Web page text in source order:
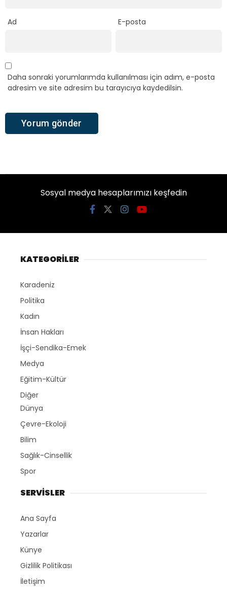
Ad E-posta
Daha sonraki yorumlarımda kullanılması için adım, e-posta
adresim ve site adresim bu tarayıcıya kaydedilsin.
Sosyal medya hesaplarımızı keşfedin
KATEGORİLER
Karadeniz
Politika
Kadın
İnsan Hakları
İşçi-Sendika-Emek
Medya
Eğitim-Kültür
Diğer
Dünya
Çevre-Ekoloji
Bilim
Sağlık-Cinsellik
Spor
SERVİSLER
Ana Sayfa
Yazarlar
Künye
Gizlilik Politikası
İletişim